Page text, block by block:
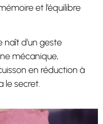
et l’équilibre
naît d’un geste
mécanique,
en réduction à
le secret.